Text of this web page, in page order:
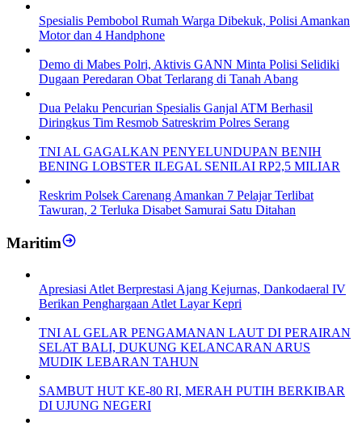
Spesialis Pembobol Rumah Warga Dibekuk, Polisi Amankan
Motor dan 4 Handphone
Demo di Mabes Polri, Aktivis GANN Minta Polisi Selidiki
Dugaan Peredaran Obat Terlarang di Tanah Abang
Dua Pelaku Pencurian Spesialis Ganjal ATM Berhasil
Diringkus Tim Resmob Satreskrim Polres Serang
TNI AL GAGALKAN PENYELUNDUPAN BENIH
BENING LOBSTER ILEGAL SENILAI RP2,5 MILIAR
Reskrim Polsek Carenang Amankan 7 Pelajar Terlibat
Tawuran, 2 Terluka Disabet Samurai Satu Ditahan
Maritim
Apresiasi Atlet Berprestasi Ajang Kejurnas, Dankodaeral IV
Berikan Penghargaan Atlet Layar Kepri
TNI AL GELAR PENGAMANAN LAUT DI PERAIRAN
SELAT BALI, DUKUNG KELANCARAN ARUS
MUDIK LEBARAN TAHUN
SAMBUT HUT KE-80 RI, MERAH PUTIH BERKIBAR
DI UJUNG NEGERI